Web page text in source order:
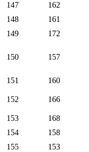
147 162
148
161
149
172
150 157
151 160
152 166
153 168
154
158
155
153